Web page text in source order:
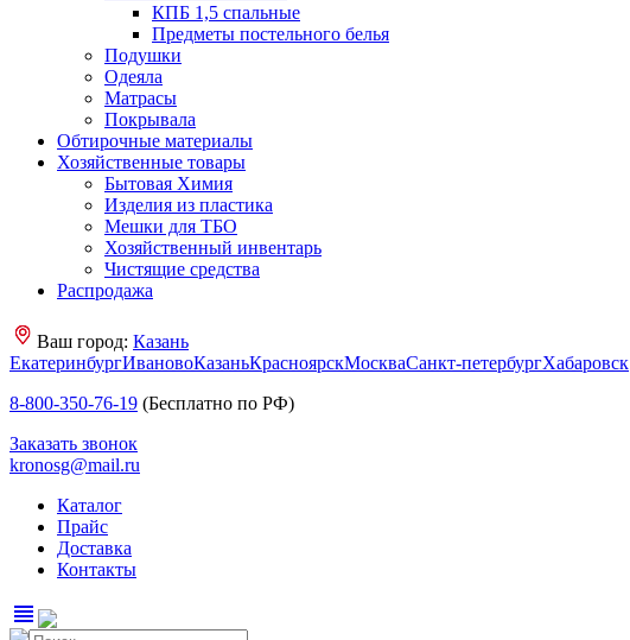
КПБ 1,5 спальные
Предметы постельного белья
Подушки
Одеяла
Матрасы
Покрывала
Обтирочные материалы
Хозяйственные товары
Бытовая Химия
Изделия из пластика
Мешки для ТБО
Хозяйственный инвентарь
Чистящие средства
Распродажа
Ваш город: Казань
ЕкатеринбургИвановоКазаньКрасноярскМоскваСанкт-петербургХабаровск
8-800-350-76-19 (Бесплатно по РФ)
Заказать звонок
kronosg@mail.ru
Каталог
Прайс
Доставка
Контакты
view_headline